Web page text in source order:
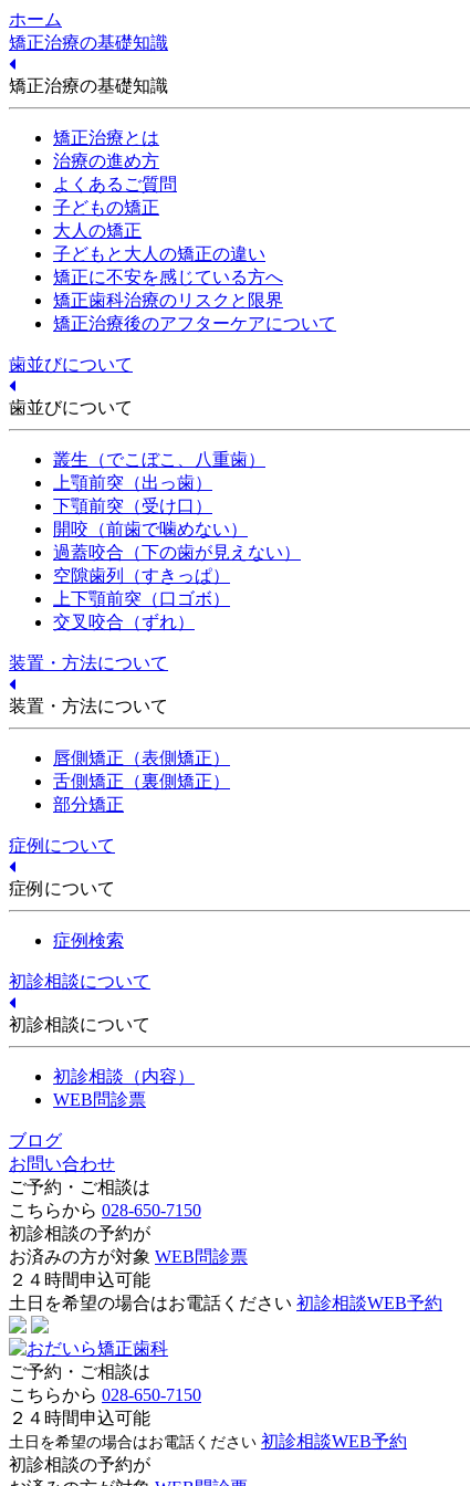
ホーム
矯正治療の基礎知識
矯正治療の基礎知識
矯正治療とは
治療の進め方
よくあるご質問
子どもの矯正
大人の矯正
子どもと大人の矯正の違い
矯正に不安を感じている方へ
矯正歯科治療のリスクと限界
矯正治療後のアフターケアについて
歯並びについて
歯並びについて
叢生（でこぼこ、八重歯）
上顎前突（出っ歯）
下顎前突（受け口）
開咬（前歯で噛めない）
過蓋咬合（下の歯が見えない）
空隙歯列（すきっぱ）
上下顎前突（口ゴボ）
交叉咬合（ずれ）
装置・方法について
装置・方法について
唇側矯正（表側矯正）
舌側矯正（裏側矯正）
部分矯正
症例について
症例について
症例検索
初診相談について
初診相談について
初診相談（内容）
WEB問診票
ブログ
お問い合わせ
ご予約・ご相談は
こちらから 028-650-7150
初診相談の予約が
お済みの方が対象 WEB問診票
２４時間申込可能
土日を希望の場合はお電話ください 初診相談WEB予約
ご予約・ご相談は
こちらから 028-650-7150
２４時間申込可能
土日を希望の場合はお電話ください 初診相談WEB予約
初診相談の予約が